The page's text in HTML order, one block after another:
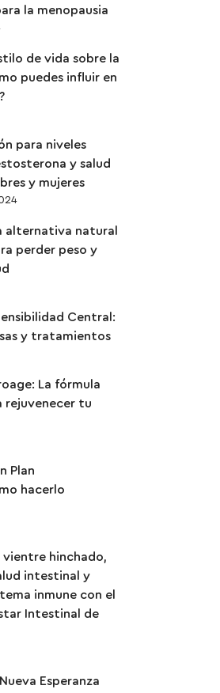
la menopausia
de vida sobre la
puedes influir en
para niveles
y salud
y mujeres
alternativa natural
perder peso y
Central:
y tratamientos
La fórmula
rejuvenecer tu
Plan
hacerlo
vientre hinchado,
intestinal y
inmune con el
Intestinal de
Esperanza